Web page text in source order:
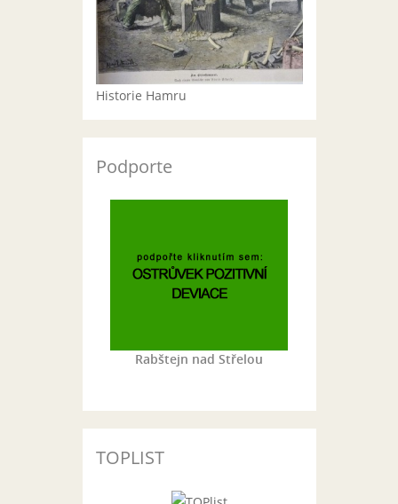
Historie Hamru
Podporte
Rabštejn nad Střelou
TOPLIST